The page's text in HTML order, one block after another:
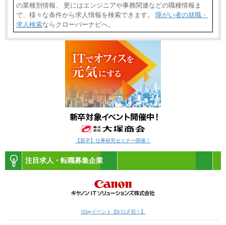
の業種別情報、 更にはエンジニアや事務関連などの職種情報ま
で、様々な条件から求人情報を検索できます。 障がい者の就職・
求人検索ならクローバーナビへ。
【新卒】仕事研究セミナー開催！
注目求人・転職募集企業
1Dayイベント【8/12〆切！】